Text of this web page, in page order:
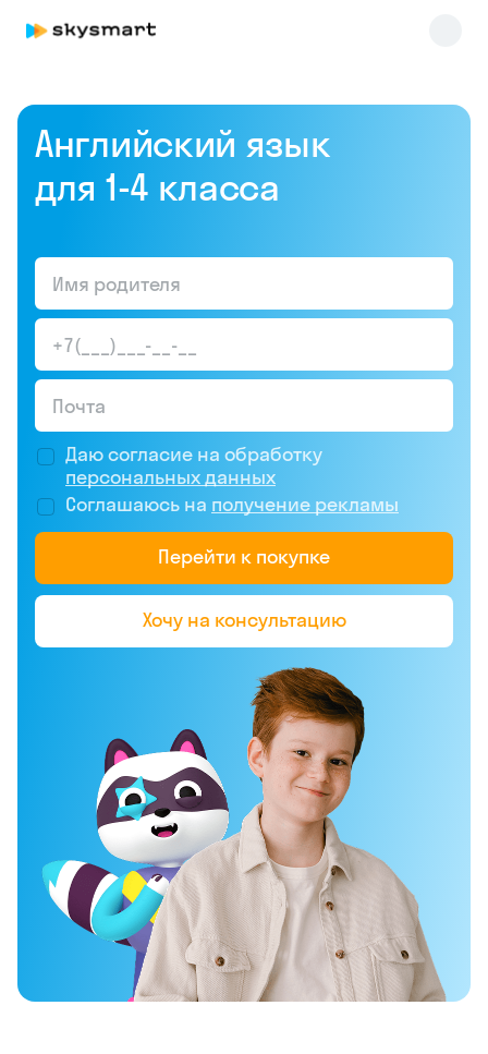
Английский язык
для 1‑4 класса
Даю согласие на обработку
персональных данных
Соглашаюсь на получение рекламы
Перейти к покупке
Хочу на консультацию
Skysmart Chat
online